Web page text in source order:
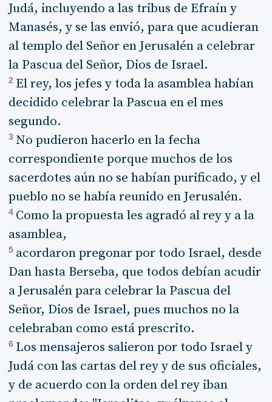
Judá, incluyendo a las tribus de Efraín y
Manasés, y se las envió, para que acudieran
al templo del Señor en Jerusalén a celebrar
la Pascua del Señor, Dios de Israel.
2 El rey, los jefes y toda la asamblea habían
decidido celebrar la Pascua en el mes
segundo.
3 No pudieron hacerlo en la fecha
correspondiente porque muchos de los
sacerdotes aún no se habían purificado, y el
pueblo no se había reunido en Jerusalén.
4 Como la propuesta les agradó al rey y a la
asamblea,
5 acordaron pregonar por todo Israel, desde
Dan hasta Berseba, que todos debían acudir
a Jerusalén para celebrar la Pascua del
Señor, Dios de Israel, pues muchos no la
celebraban como está prescrito.
6 Los mensajeros salieron por todo Israel y
Judá con las cartas del rey y de sus oficiales,
y de acuerdo con la orden del rey iban